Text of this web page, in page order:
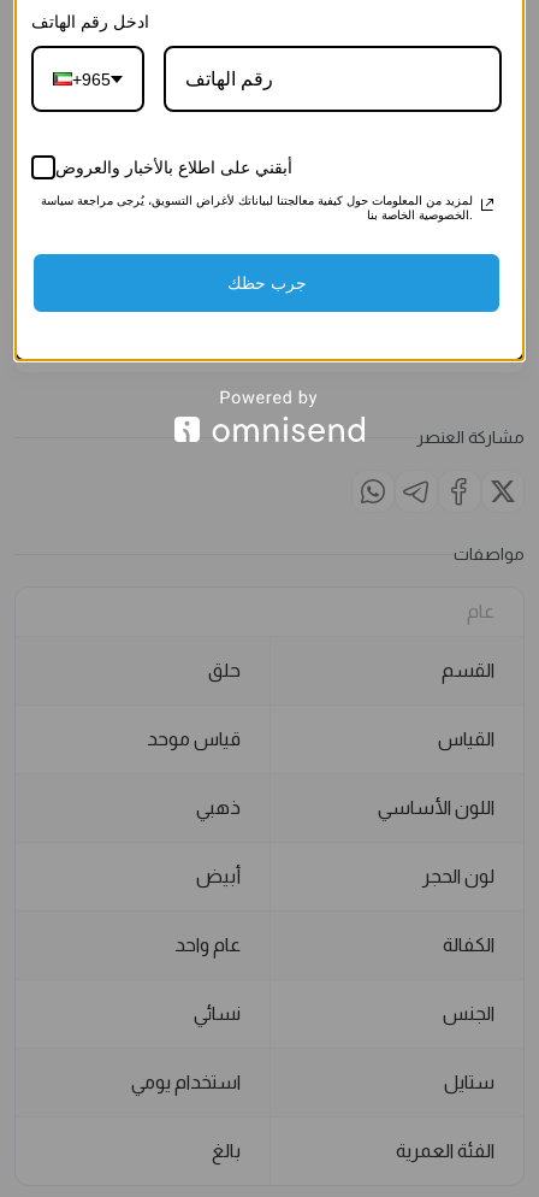
صناعي)
3.500 د.ك
الوردية(ورد
صناعي)
الفاخرة(ورد
صناعي)
الملاحظات
مشاركة العنصر
مواصفات
عام
القسم حلق
القياس قياس موحد
اللون الأساسي ذهبي
لون الحجر أبيض
الكفالة عام واحد
الجنس نسائي
ستايل استخدام يومي
الفئة العمرية بالغ
ادخل رقم الهاتف
+965
أبقني على اطلاع بالأخبار والعروض
لمزيد من المعلومات حول كيفية معالجتنا لبياناتك لأغراض التسويق، يُرجى مراجعة سياسة
جرب حظك